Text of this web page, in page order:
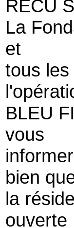
RECU
La
et
tous
BLEU
vous
bien
la
ouverte